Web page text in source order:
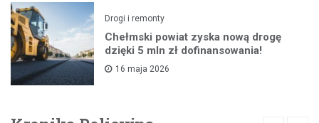
Drogi i remonty
Chełmski powiat zyska nową drogę
dzięki 5 mln zł dofinansowania!
16 maja 2026